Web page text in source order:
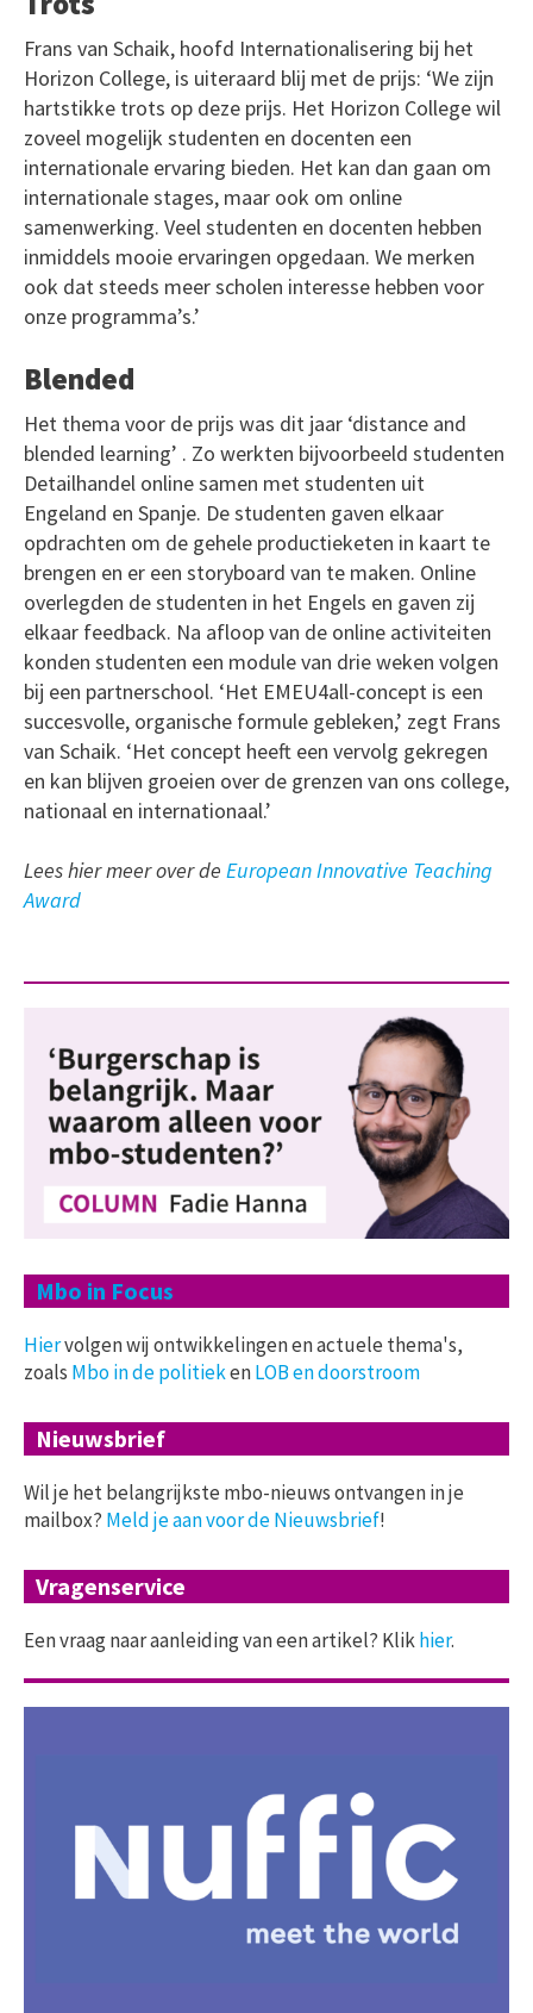
Frans van Schaik, hoofd Internationalisering bij het
Horizon College, is uiteraard blij met de prijs: ‘We zijn
hartstikke trots op deze prijs. Het Horizon College wil
zoveel mogelijk studenten en docenten een
internationale ervaring bieden. Het kan dan gaan om
internationale stages, maar ook om online
samenwerking. Veel studenten en docenten hebben
inmiddels mooie ervaringen opgedaan. We merken
ook dat steeds meer scholen interesse hebben voor
onze programma’s.’
Blended
Het thema voor de prijs was dit jaar ‘distance and
blended learning’ . Zo werkten bijvoorbeeld studenten
Detailhandel online samen met studenten uit
Engeland en Spanje. De studenten gaven elkaar
opdrachten om de gehele productieketen in kaart te
brengen en er een storyboard van te maken. Online
overlegden de studenten in het Engels en gaven zij
elkaar feedback. Na afloop van de online activiteiten
konden studenten een module van drie weken volgen
bij een partnerschool. ‘Het EMEU4all-concept is een
succesvolle, organische formule gebleken,’ zegt Frans
van Schaik. ‘Het concept heeft een vervolg gekregen
en kan blijven groeien over de grenzen van ons college,
nationaal en internationaal.’
Lees hier meer over de European Innovative Teaching
Award
Mbo in Focus
Hiervolgen wij ontwikkelingen en actuele thema's,
zoals Mbo in de politiekenLOB en doorstroom
Nieuwsbrief
Wil je het belangrijkste mbo-nieuws ontvangen in je
mailbox? Meld je aan voor de Nieuwsbrief!
Vragenservice
Een vraag naar aanleiding van een artikel? Klikhier.